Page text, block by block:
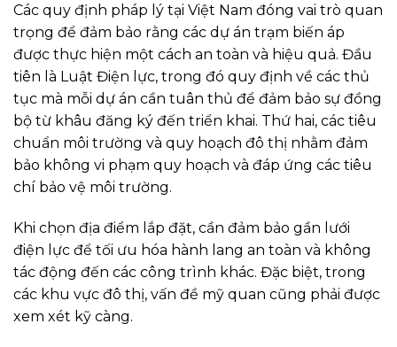
Các quy định pháp lý tại Việt Nam đóng vai trò quan
trọng để đảm bảo rằng các dự án trạm biến áp
được thực hiện một cách an toàn và hiệu quả. Đầu
tiên là Luật Điện lực, trong đó quy định về các thủ
tục mà mỗi dự án cần tuân thủ để đảm bảo sự đồng
bộ từ khâu đăng ký đến triển khai. Thứ hai, các tiêu
chuẩn môi trường và quy hoạch đô thị nhằm đảm
bảo không vi phạm quy hoạch và đáp ứng các tiêu
chí bảo vệ môi trường.
Khi chọn địa điểm lắp đặt, cần đảm bảo gần lưới
điện lực để tối ưu hóa hành lang an toàn và không
tác động đến các công trình khác. Đặc biệt, trong
các khu vực đô thị, vấn đề mỹ quan cũng phải được
xem xét kỹ càng.